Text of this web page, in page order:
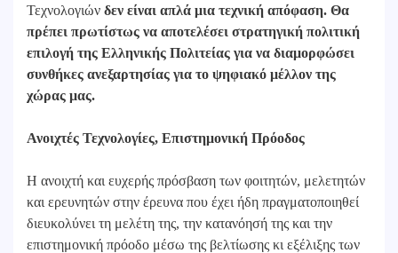
Τεχνολογιών δεν είναι απλά μια τεχνική απόφαση. Θα
πρέπει πρωτίστως να αποτελέσει στρατηγική πολιτική
επιλογή της Ελληνικής Πολιτείας για να διαμορφώσει
συνθήκες ανεξαρτησίας για το ψηφιακό μέλλον της
χώρας μας.
Ανοιχτές Τεχνολογίες, Επιστημονική Πρόοδος
Η ανοιχτή και ευχερής πρόσβαση των φοιτητών, μελετητών
και ερευνητών στην έρευνα που έχει ήδη πραγματοποιηθεί
διευκολύνει τη μελέτη της, την κατανόησή της και την
επιστημονική πρόοδο μέσω της βελτίωσης κι εξέλιξης των